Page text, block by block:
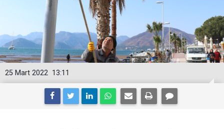
13:11
25 Mart 2022